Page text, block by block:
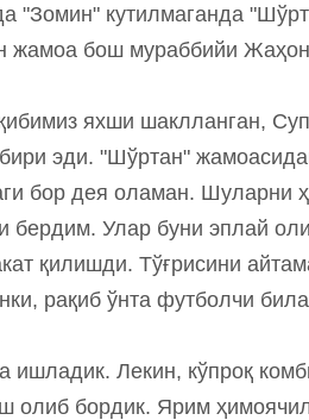
"Зомин" кутилмаганда
жамоа бош мураббийи
яхши шаклланган,
эди. "Шўртан"
бор дея оламан. Шуларни
бердим. Улар буни эплай
қилишди. Тўғрисини
рақиб ўнта футболчи
ишладик. Лекин, кўпроқ
олиб бордик. Ярим